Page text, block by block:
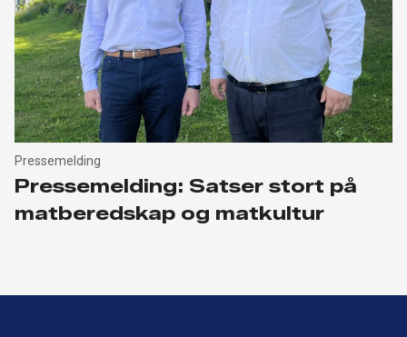
Pressemelding
Pressemelding: Satser stort på
matberedskap og matkultur